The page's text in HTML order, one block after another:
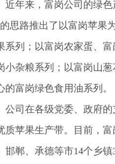
近年来，富岗公司的绿色
思路推出了以富岗苹果
系列；以富岗农家蛋、
小杂粮系列；以富岗山
的富岗绿色食用油系列。
公司在各级党委、政府
质苹果生产带。目前，
邯郸、承德等市14个乡